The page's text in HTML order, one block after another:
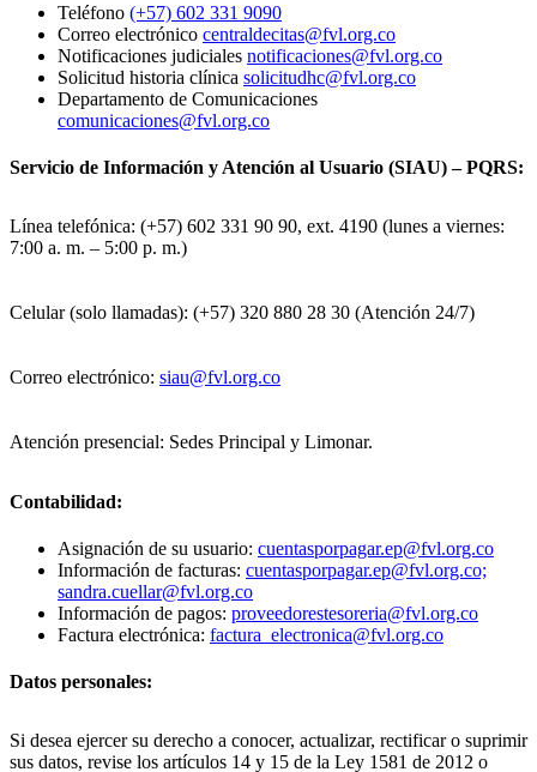
Teléfono (+57) 602 331 9090
Correo electrónico centraldecitas@fvl.org.co
Notificaciones judiciales notificaciones@fvl.org.co
Solicitud historia clínica solicitudhc@fvl.org.co
Departamento de Comunicaciones
comunicaciones@fvl.org.co
Servicio de Información y Atención al Usuario (SIAU) – PQRS:
Línea telefónica: (+57) 602 331 90 90, ext. 4190 (lunes a viernes:
7:00 a. m. – 5:00 p. m.)
Celular (solo llamadas): (+57) 320 880 28 30 (Atención 24/7)
Correo electrónico: siau@fvl.org.co
Atención presencial: Sedes Principal y Limonar.
Contabilidad:
Asignación de su usuario: cuentasporpagar.ep@fvl.org.co
Información de facturas: cuentasporpagar.ep@fvl.org.co;
sandra.cuellar@fvl.org.co
Información de pagos: proveedorestesoreria@fvl.org.co
Factura electrónica: factura_electronica@fvl.org.co
Datos personales:
Si desea ejercer su derecho a conocer, actualizar, rectificar o suprimir
sus datos, revise los artículos 14 y 15 de la Ley 1581 de 2012 o